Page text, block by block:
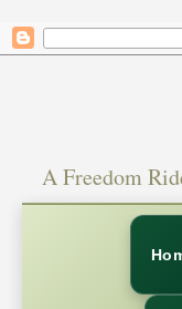
A Freedom